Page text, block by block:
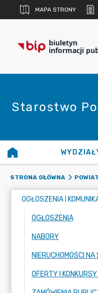
MAPA STRONY
biuletyn
informacji
Starostwo
STRONA GŁÓWNA
OGŁOSZENIA I
OGŁOSZENIA
NABORY
NIERUCHOMOŚCI
OFERTY I KONKURSY